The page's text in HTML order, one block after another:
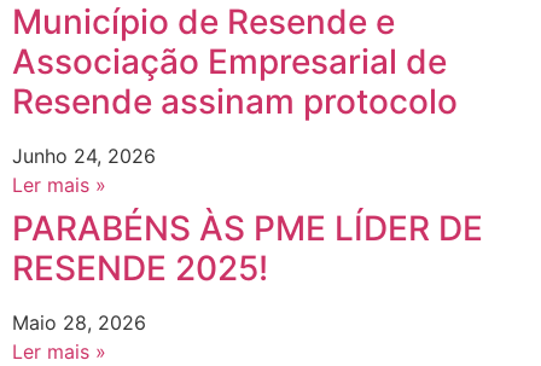
Município de Resende e
Associação Empresarial de
Resende assinam protocolo
Junho 24, 2026
Ler mais »
PARABÉNS ÀS PME LÍDER DE
RESENDE 2025!
Maio 28, 2026
Ler mais »